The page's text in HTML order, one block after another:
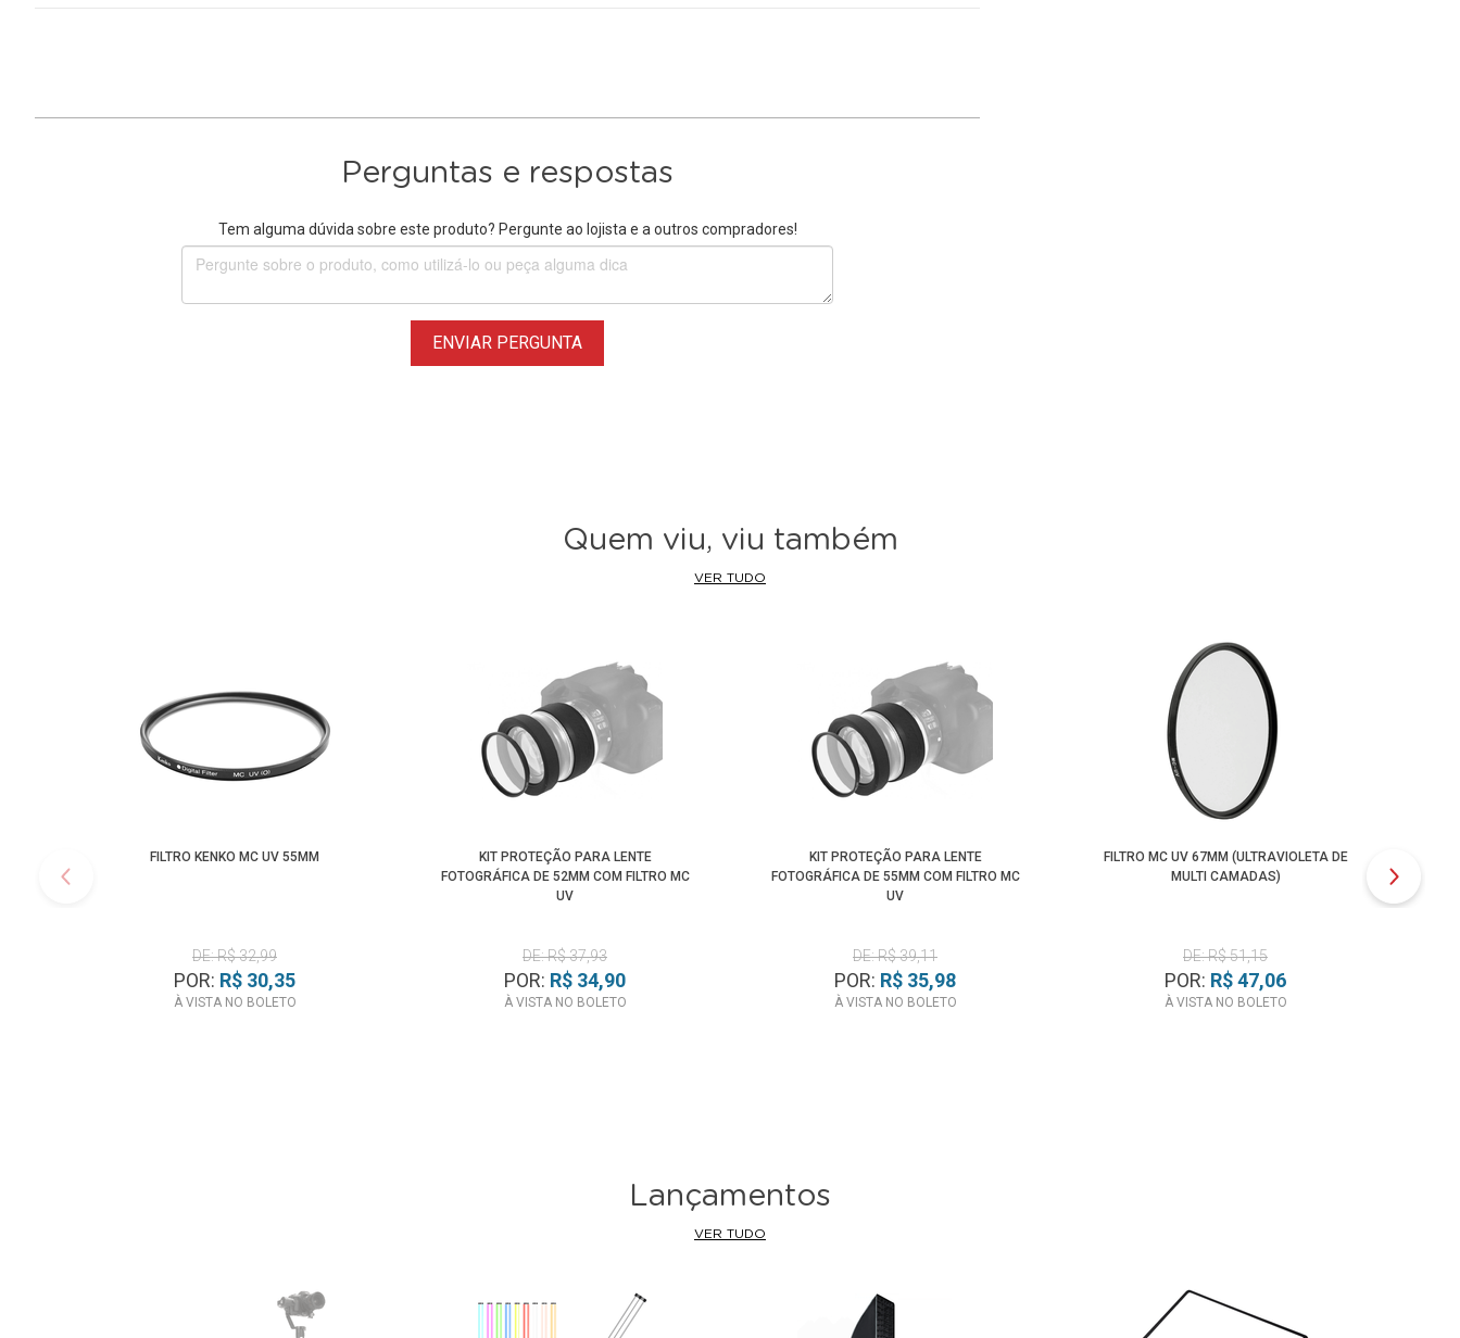
Perguntas e respostas
Tem alguma dúvida sobre este produto? Pergunte ao lojista e a outros compradores!
ENVIAR PERGUNTA
Quem viu, viu também
VER TUDO
FILTRO KENKO MC UV 55MM
DE: R$ 32,99
POR: R$ 30,35
À VISTA NO BOLETO
KIT PROTEÇÃO PARA LENTE
FOTOGRÁFICA DE 52MM COM FILTRO MC
UV
DE: R$ 37,93
POR: R$ 34,90
À VISTA NO BOLETO
KIT PROTEÇÃO PARA LENTE
FOTOGRÁFICA DE 55MM COM FILTRO MC
UV
DE: R$ 39,11
POR: R$ 35,98
À VISTA NO BOLETO
FILTRO MC UV 67MM (ULTRAVIOLETA DE
MULTI CAMADAS)
DE: R$ 51,15
POR: R$ 47,06
À VISTA NO BOLETO
Lançamentos
VER TUDO